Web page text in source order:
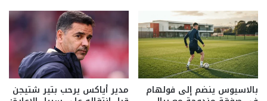
بالاسيوس ينضم إلى فولهام مدير أياكس يرحب بتير شتيجن